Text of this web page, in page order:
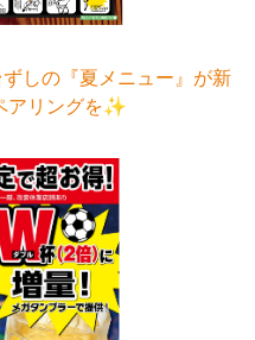
しの『夏メニュー』が新
アリングを✨